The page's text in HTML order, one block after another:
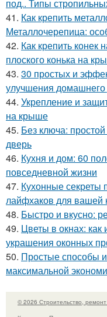
под.. Типы
41. Как крепить
Металлочерепица:
42. Как крепить
плоского конька на
43. 30 простых и
улучшения
44. Укрепление и
на крыше
45. Без ключа:
дверь
46. Кухня и дом: 60
повседневной жизни
47. Кухонные секреты
лайфхаков для вашей
48. Быстро и вкусно:
49. Цветы в окнах: как
украшения оконных
50. Простые способы
максимальной
© 2026 Строительство,